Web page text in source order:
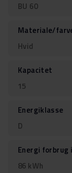
BU 60
Materiale/
Hvid
Kapacitet
15
Energiklasse
D
Energi forbrug
86 kWh